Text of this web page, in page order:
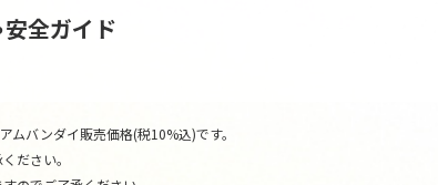
全ガイド
バンダイ販売価格(税10%込)です。
ださい。